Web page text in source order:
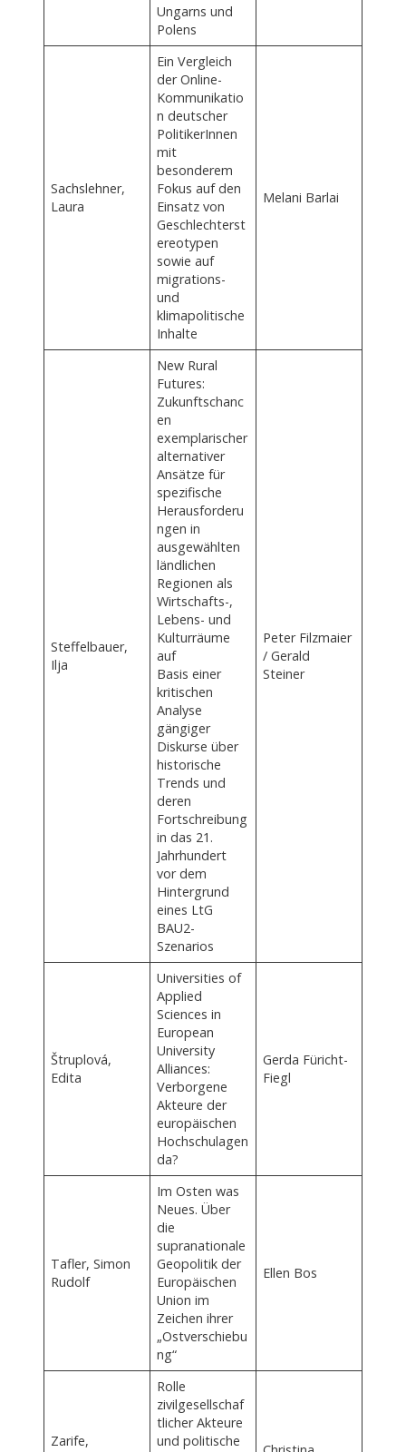
Ungarns und
Polens
Sachslehner,
Laura
Ein Vergleich
der Online-
Kommunikatio
n deutscher
PolitikerInnen
mit
besonderem
Fokus auf den
Einsatz von
Geschlechterst
ereotypen
sowie auf
migrations-
und
klimapolitische
Inhalte
Melani Barlai
Steffelbauer,
Ilja
New Rural
Futures:
Zukunftschanc
en
exemplarischer
alternativer
Ansätze für
spezifische
Herausforderu
ngen in
ausgewählten
ländlichen
Regionen als
Wirtschafts-,
Lebens- und
Kulturräume
auf
Basis einer
kritischen
Analyse
gängiger
Diskurse über
historische
Trends und
deren
Fortschreibung
in das 21.
Jahrhundert
vor dem
Hintergrund
eines LtG
BAU2-
Szenarios
Peter Filzmaier
/ Gerald
Steiner
Štruplová,
Edita
Universities of
Applied
Sciences in
European
University
Alliances:
Verborgene
Akteure der
europäischen
Hochschulagen
da?
Gerda Füricht-
Fiegl
Tafler, Simon
Rudolf
Im Osten was
Neues. Über
die
supranationale
Geopolitik der
Europäischen
Union im
Zeichen ihrer
„Ostverschiebu
ng“
Ellen Bos
Zarife,
Rolle
zivilgesellschaf
tlicher Akteure
und politische